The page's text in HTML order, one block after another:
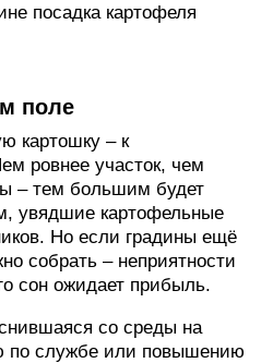
посадка картофеля
поле
картошку – к
ровнее участок, чем
– тем большим будет
увядшие картофельные
Но если градины ещё
собрать – неприятности
сон ожидает прибыль.
со среды на
по службе или повышению